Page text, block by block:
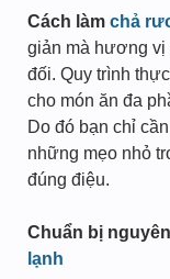
Cách làm chả
giản mà hương vị
đối. Quy trình
cho món ăn đa
Do đó bạn chỉ
những mẹo nhỏ
đúng điệu.
Chuẩn bị
lạnh